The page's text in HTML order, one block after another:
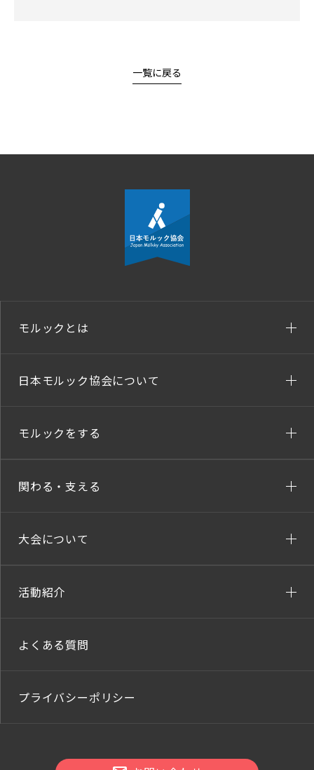
一覧に戻る
モルックとは
日本モルック協会について
モルックをする
関わる・支える
大会について
活動紹介
よくある質問
プライバシーポリシー